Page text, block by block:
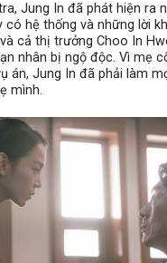
Jung In đã phát hiện ra
có hệ thống và những lời
cả thị trưởng Choo In
nhân bị ngộ độc. Vì mẹ
án, Jung In đã phải làm
mình.